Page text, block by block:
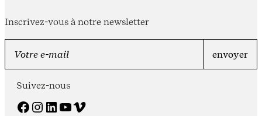
Inscrivez-vous à notre newsletter
Suivez-nous
Facebook Instagram LinkedIn YouTube Vimeo